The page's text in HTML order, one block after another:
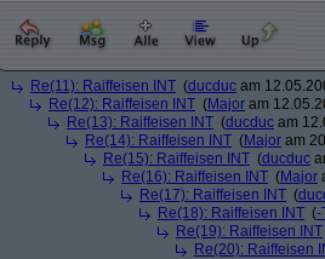
Re(11): Raiffeisen INT (ducduc am
Re(12): Raiffeisen INT (Major am
Re(13): Raiffeisen INT (ducduc am
Re(14): Raiffeisen INT (Major am
Re(15): Raiffeisen INT (ducduc
Re(16): Raiffeisen INT (Major
Re(17): Raiffeisen INT (
Re(18): Raiffeisen INT (-
Re(19): Raiffeisen INT
Re(20): Raiffeisen